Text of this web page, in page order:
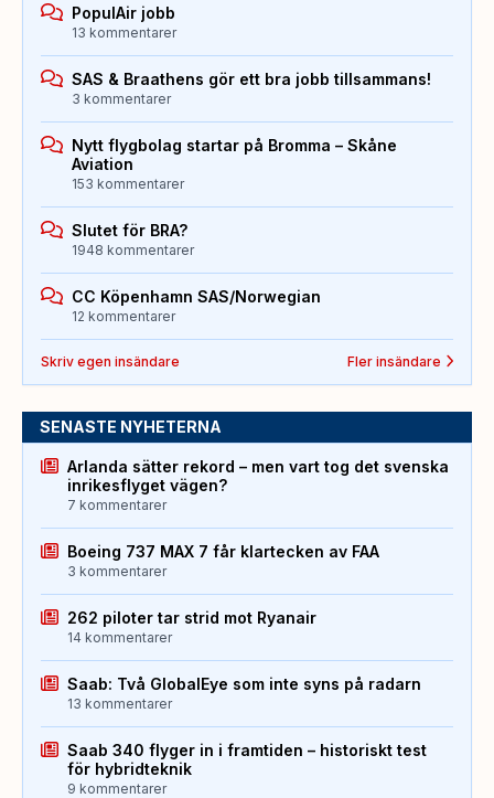
PopulAir jobb
13 kommentarer
SAS & Braathens gör ett bra jobb tillsammans!
3 kommentarer
Nytt flygbolag startar på Bromma – Skåne
Aviation
153 kommentarer
Slutet för BRA?
1948 kommentarer
CC Köpenhamn SAS/Norwegian
12 kommentarer
Skriv egen insändare Fler insändare
SENASTE NYHETERNA
Arlanda sätter rekord – men vart tog det svenska
inrikesflyget vägen?
7 kommentarer
Boeing 737 MAX 7 får klartecken av FAA
3 kommentarer
262 piloter tar strid mot Ryanair
14 kommentarer
Saab: Två GlobalEye som inte syns på radarn
13 kommentarer
Saab 340 flyger in i framtiden – historiskt test
för hybridteknik
9 kommentarer